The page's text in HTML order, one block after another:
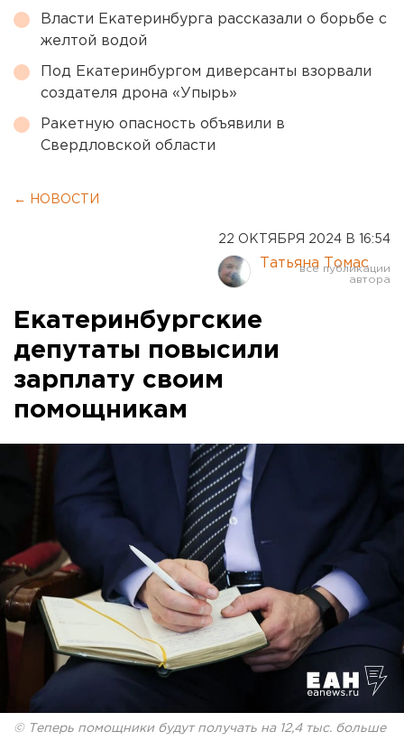
Власти Екатеринбурга рассказали о борьбе с
желтой водой
Под Екатеринбургом диверсанты взорвали
создателя дрона «Упырь»
Ракетную опасность объявили в
Свердловской области
← НОВОСТИ
22 ОКТЯБРЯ 2024 В 16:54
Татьяна Томас
Екатеринбургские
депутаты повысили
зарплату своим
помощникам
© Теперь помощники будут получать на 12,4 тыс. больше